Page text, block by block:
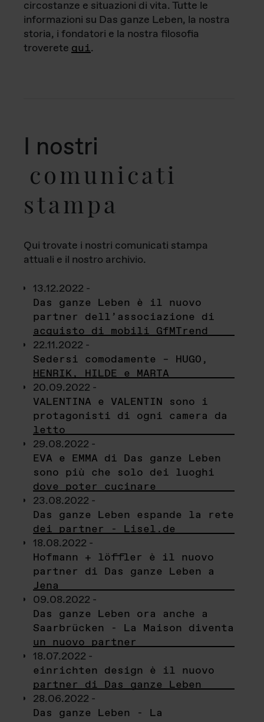
circostanze e situazioni di vita. Tutte le
informazioni su Das ganze Leben, la nostra
storia, i fondatori e la nostra filosofia
troverete qui.
I nostri
comunicati
stampa
Qui trovate i nostri comunicati stampa
attuali e il nostro archivio.
13.12.2022 -
Das ganze Leben è il nuovo
partner dell’associazione di
acquisto di mobili GfMTrend
22.11.2022 -
Sedersi comodamente – HUGO,
HENRIK, HILDE e MARTA
20.09.2022 -
VALENTINA e VALENTIN sono i
protagonisti di ogni camera da
letto
29.08.2022 -
EVA e EMMA di Das ganze Leben
sono più che solo dei luoghi
dove poter cucinare
23.08.2022 -
Das ganze Leben espande la rete
dei partner - Lisel.de
18.08.2022 -
Hofmann + löffler è il nuovo
partner di Das ganze Leben a
Jena
09.08.2022 -
Das ganze Leben ora anche a
Saarbrücken - La Maison diventa
un nuovo partner
18.07.2022 -
einrichten design è il nuovo
partner di Das ganze Leben
28.06.2022 -
Das ganze Leben - La